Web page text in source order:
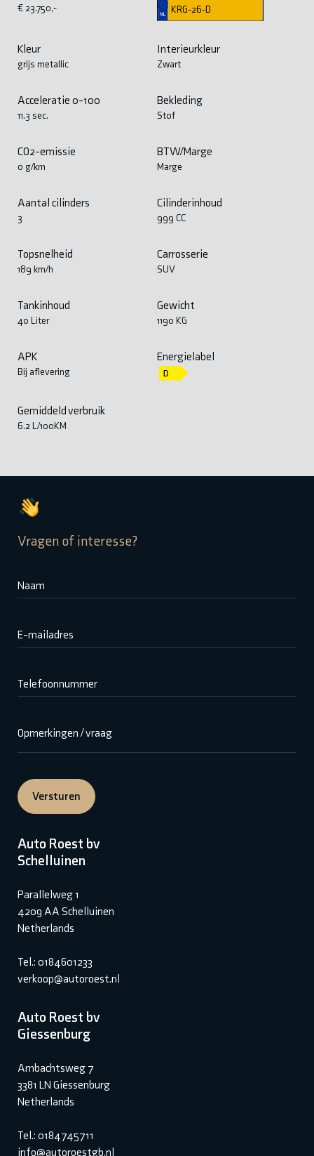
€ 23.750,- KRG-26-D
Kleur
grijs metallic
Interieurkleur
Zwart
Acceleratie 0-100
11.3 sec.
Bekleding
Stof
CO2-emissie
0 g/km
BTW/Marge
Marge
Aantal cilinders
3
Cilinderinhoud
999 CC
Topsnelheid
189 km/h
Carrosserie
SUV
Tankinhoud
40 Liter
Gewicht
1190 KG
APK
Bij aflevering
Energielabel
Gemiddeld verbruik
6.2 L/100KM
Vragen of interesse?
Naam
E-mailadres
Telefoonnummer
Opmerkingen / vraag
Versturen
Auto Roest bv
Schelluinen
Parallelweg 1
4209 AA Schelluinen
Netherlands
Tel.: 0184601233
verkoop@autoroest.nl
Auto Roest bv
Giessenburg
Ambachtsweg 7
3381 LN Giessenburg
Netherlands
Tel.: 0184745711
info@autoroestgb.nl